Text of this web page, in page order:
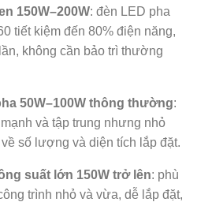
150W–200W: đèn LED pha
tiết kiệm đến 80% điện năng,
không cần bảo trì thường
50W–100W thông thường:
và tập trung nhưng nhỏ
số lượng và diện tích lắp đặt.
suất lớn 150W trở lên: phù
trình nhỏ và vừa, dễ lắp đặt,